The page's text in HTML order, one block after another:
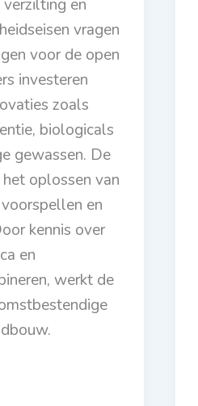
en
vragen
voor de open
investeren
zoals
biologicals
gewassen. De
oplossen van
en
kennis over
en
werkt de